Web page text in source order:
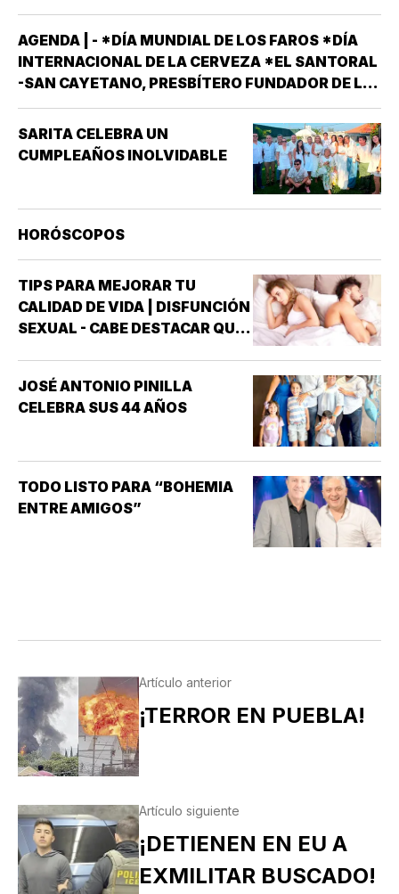
AGENDA | - *DÍA MUNDIAL DE LOS FAROS *DÍA
INTERNACIONAL DE LA CERVEZA *EL SANTORAL
-SAN CAYETANO, PRESBÍTERO FUNDADOR DE LA
ORDEN DE LOS TEATINOS. SANTOS Y MÁRTIRES
SIXTO II PAPA MÁRTIR Y SUS DISCÍPULOS
FELICÍSIMO Y AGAPITO. SAN MIGUEL DE LA
SARITA CELEBRA UN
CUMPLEAÑOS INOLVIDABLE
HORÓSCOPOS
TIPS PARA MEJORAR TU
CALIDAD DE VIDA | DISFUNCIÓN
SEXUAL - CABE DESTACAR QUE
INTERÉS HA GENERADO PARA
LA INVESTIGACIÓN DE NUEVOS
DISFUNCIÓN ERÉCTIL
(INCAPACIDAD DE ALCANZAR
Y/O MANTENER…
JOSÉ ANTONIO PINILLA
CELEBRA SUS 44 AÑOS
TODO LISTO PARA “BOHEMIA
ENTRE AMIGOS”
Artículo anterior
¡TERROR EN PUEBLA!
Artículo siguiente
¡DETIENEN EN EU A
EXMILITAR BUSCADO!